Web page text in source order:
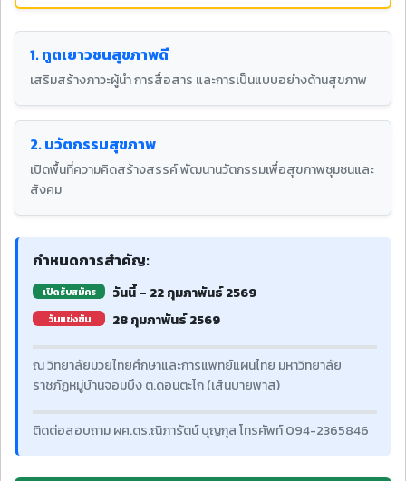
1. ทูตเยาวชนสุขภาพดี
เสริมสร้างภาวะผู้นำ การสื่อสาร และการเป็นแบบอย่างด้านสุขภาพ
2. นวัตกรรมสุขภาพ
เปิดพื้นที่ความคิดสร้างสรรค์ พัฒนานวัตกรรมเพื่อสุขภาพชุมชนและ
สังคม
กำหนดการสำคัญ:
เปิดรับสมัคร วันนี้ – 22 กุมภาพันธ์ 2569
วันแข่งขัน 28 กุมภาพันธ์ 2569
ณ วิทยาลัยมวยไทยศึกษาและการแพทย์แผนไทย มหาวิทยาลัย
ราชภัฏหมู่บ้านจอมบึง ต.ดอนตะโก (เส้นบายพาส)
ติดต่อสอบถาม ผศ.ดร.ณิภารัตน์ บุญกุล โทรศัพท์ 094-2365846